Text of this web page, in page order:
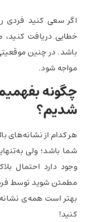
اگر سعی کنید فردی
خطایی دریافت
باشد. در چنین
مواجه شود.
چگونه
شدیم؟
هر کدام از نشانه‌های
شما باشد؛ ولی
وجود دارد احتمال
مطمئن شوید توسط
بهتر است همه‌ی
کنید!